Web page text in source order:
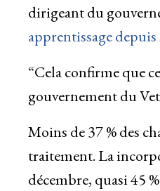
dirigeant du
apprentissage
“Cela confirme que
gouvernement du
Moins de 37 % des
traitement. La
décembre, quasi 45